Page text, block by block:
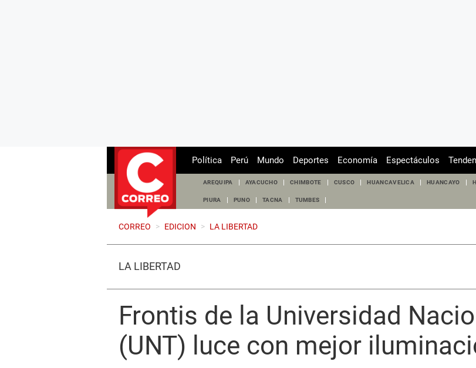
Política Perú Mundo Deportes Economía Espectáculos
AREQUIPA AYACUCHO CHIMBOTE CUSCO HUANCAVELICA HUANCAYO
PIURA PUNO TACNA TUMBES
CORREO > EDICION > LA LIBERTAD
LA LIBERTAD
Frontis de la Universidad
(UNT) luce con mejor